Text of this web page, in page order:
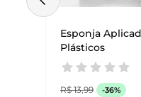
Esponja
Plásticos
R$ 13,99 -36%